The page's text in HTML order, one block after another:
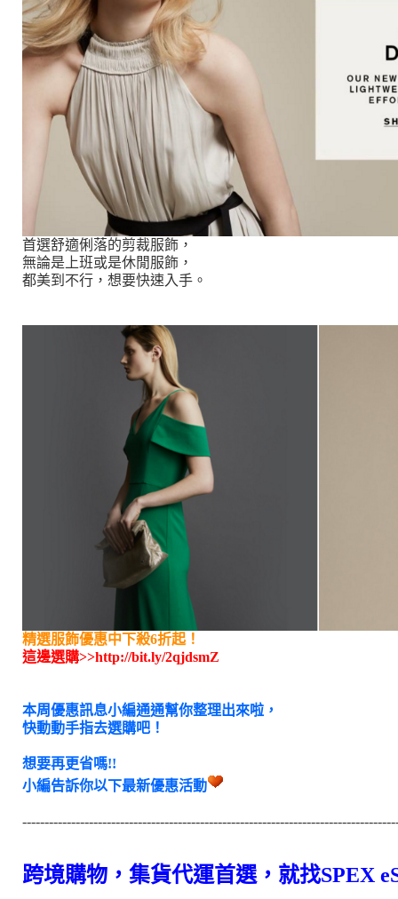
首選舒適俐落的剪裁服飾，
無論是上班或是休閒服飾，
都美到不行，想要快速入手。
精選服飾優惠中下殺6折起！
這邊選購>>http://bit.ly/2qjdsmZ
本周優惠訊息小編通通幫你整理出來啦，
快動動手指去選購吧！
想要再更省嗎!!
小編告訴你以下最新優惠活動
跨境購物，集貨代運首選，就找SPEX